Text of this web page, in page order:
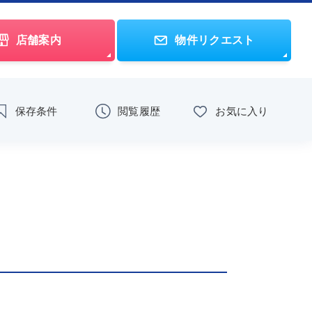
店舗案内 物件リクエスト
保存条件 閲覧履歴 お気に入り